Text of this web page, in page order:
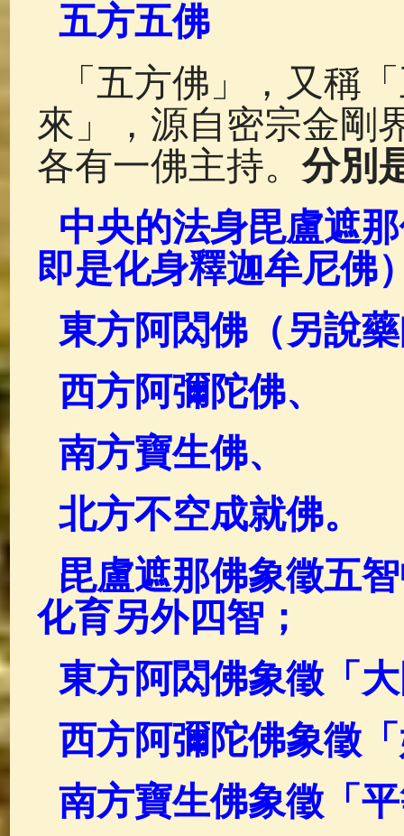
佛典故事(37)
五方五佛
「五方佛」，又稱
來」，源自密宗金剛
各有一佛主持。 分別
中央的法身毘盧遮
即是化身釋迦牟尼佛
東方阿閦佛（另說
西方阿彌陀佛、
南方寶生佛、
北方不空成就佛。
毘盧遮那佛象徵五
化育另外四智；
東方阿閦佛象徵「
西方阿彌陀佛象徵
南方寶生佛象徵「